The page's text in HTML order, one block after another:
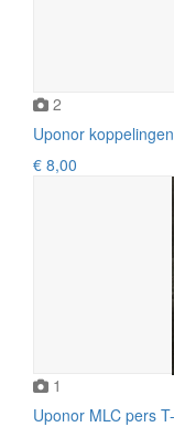
2
Uponor
€ 8,00
1
Uponor MLC pers